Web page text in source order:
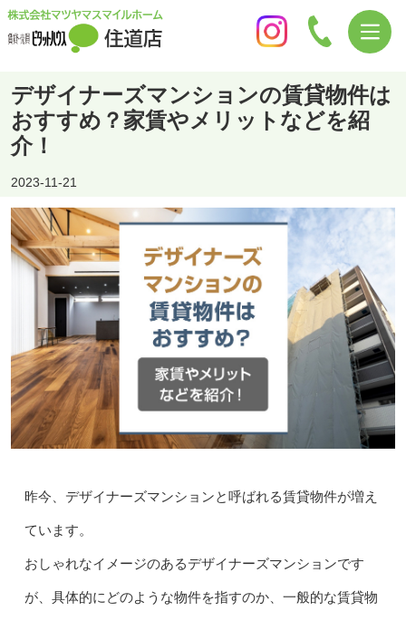
デザイナーズマンションの賃貸物件は
おすすめ？家賃やメリットなどを紹
介！
2023-11-21
昨今、デザイナーズマンションと呼ばれる賃貸物件が増え
ています。
おしゃれなイメージのあるデザイナーズマンションです
が、具体的にどのような物件を指すのか、一般的な賃貸物